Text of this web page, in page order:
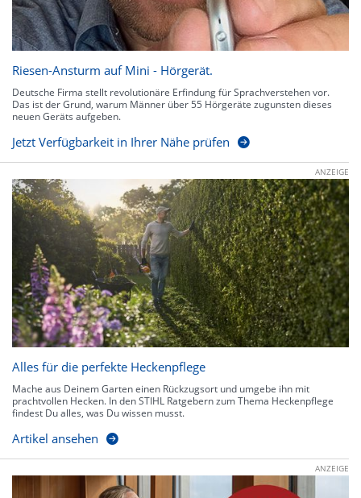
Riesen-Ansturm auf Mini - Hörgerät.
Deutsche Firma stellt revolutionäre Erfindung für Sprachverstehen vor.
Das ist der Grund, warum Männer über 55 Hörgeräte zugunsten dieses
neuen Geräts aufgeben.
Jetzt Verfügbarkeit in Ihrer Nähe prüfen
ANZEIGE
Alles für die perfekte Heckenpflege
Mache aus Deinem Garten einen Rückzugsort und umgebe ihn mit
prachtvollen Hecken. In den STIHL Ratgebern zum Thema Heckenpflege
findest Du alles, was Du wissen musst.
Artikel ansehen
ANZEIGE